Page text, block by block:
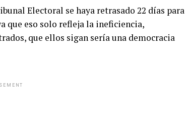
Electoral se haya retrasado 22 días para
que eso solo refleja la ineficiencia,
que ellos sigan sería una democracia